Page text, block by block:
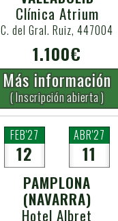
Clínica Atrium
C. del Gral. Ruiz, 447004
1.100€
Más información
( Inscripción abierta )
FEB'27
12
ABR'27
11
PAMPLONA
(NAVARRA)
Hotel Albret